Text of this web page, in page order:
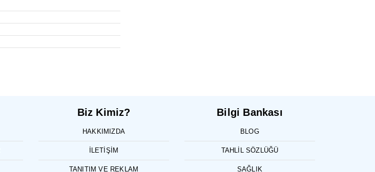
Biz Kimiz?
HAKKIMIZDA
İLETIŞIM
TANITIM VE REKLAM
Bilgi Bankası
BLOG
TAHLIL SÖZLÜĞÜ
SAĞLIK